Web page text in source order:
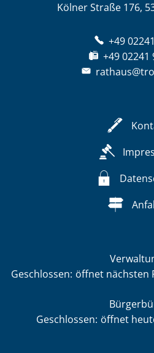
Kölner Straße 176,
+49
+49 02241
Klicken, um weitere
Geschlossen: öffnet nächsten
Klicken, um weitere
Geschlossen: öffnet